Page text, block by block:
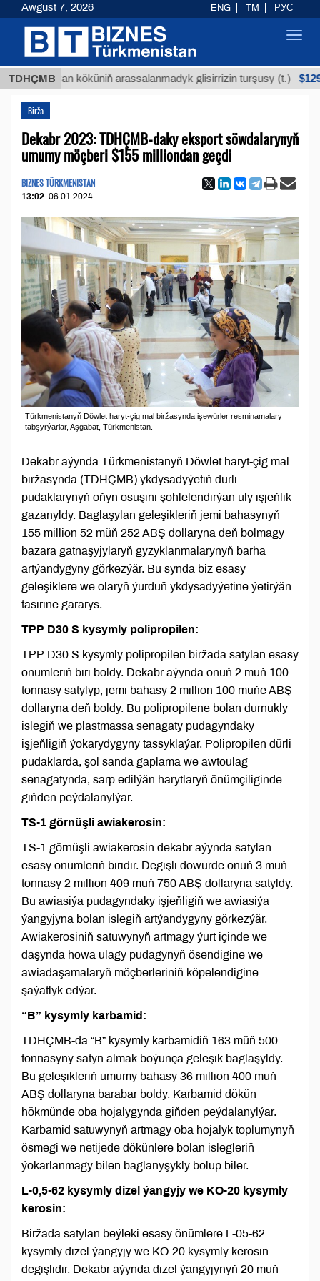
TDHÇMB
Buýan köküniň arassalanmadyk glisirrizin turşusy (t.) $12935,18
Birža
Dekabr 2023: TDHÇMB-daky eksport söwdalarynyň
umumy möçberi $155 milliondan geçdi
BIZNES TÜRKMENISTAN
13:02 06.01.2024
Türkmenistanyň Döwlet haryt-çig mal biržasynda işewürler resminamalary
tabşyrýarlar, Aşgabat, Türkmenistan.
Dekabr aýynda Türkmenistanyň Döwlet haryt-çig mal
biržasynda (TDHÇMB) ykdysadyýetiň dürli
pudaklarynyň oňyn ösüşini şöhlelendirýän uly işjeňlik
gazanyldy. Baglaşylan geleşikleriň jemi bahasynyň
155 million 52 müň 252 ABŞ dollaryna deň bolmagy
bazara gatnaşyjylaryň gyzyklanmalarynyň barha
artýandygyny görkezýär. Bu synda biz esasy
geleşiklere we olaryň ýurduň ykdysadyýetine ýetirýän
täsirine gararys.
TPP D30 S kysymly polipropilen:
TPP D30 S kysymly polipropilen biržada satylan esasy
önümleriň biri boldy. Dekabr aýynda onuň 2 müň 100
tonnasy satylyp, jemi bahasy 2 million 100 müňe ABŞ
dollaryna deň boldy. Bu polipropilene bolan durnukly
islegiň we plastmassa senagaty pudagyndaky
işjeňligiň ýokarydygyny tassyklaýar. Polipropilen dürli
pudaklarda, şol sanda gaplama we awtoulag
senagatynda, sarp edilýän harytlaryň önümçiliginde
giňden peýdalanylýar.
TS-1 görnüşli awiakerosin:
TS-1 görnüşli awiakerosin dekabr aýynda satylan
esasy önümleriň biridir. Degişli döwürde onuň 3 müň
tonnasy 2 million 409 müň 750 ABŞ dollaryna satyldy.
Bu awiasiýa pudagyndaky işjeňligiň we awiasiýa
ýangyjyna bolan islegiň artýandygyny görkezýär.
Awiakerosiniň satuwynyň artmagy ýurt içinde we
daşynda howa ulagy pudagynyň ösendigine we
awiadaşamalaryň möçberleriniň köpelendigine
şaýatlyk edýär.
“B” kysymly karbamid:
TDHÇMB-da “B” kysymly karbamidiň 163 müň 500
tonnasyny satyn almak boýunça geleşik baglaşyldy.
Bu geleşikleriň umumy bahasy 36 million 400 müň
ABŞ dollaryna barabar boldy. Karbamid dökün
hökmünde oba hojalygynda giňden peýdalanylýar.
Karbamid satuwynyň artmagy oba hojalyk toplumynyň
ösmegi we netijede dökünlere bolan islegleriň
ýokarlanmagy bilen baglanyşykly bolup biler.
L-0,5-62 kysymly dizel ýangyjy we KO-20 kysymly
kerosin:
Biržada satylan beýleki esasy önümlere L-05-62
kysymly dizel ýangyjy we KO-20 kysymly kerosin
degişlidir. Dekabr aýynda dizel ýangyjynyň 20 müň
Awgust 7, 2026 ENG TM РУС